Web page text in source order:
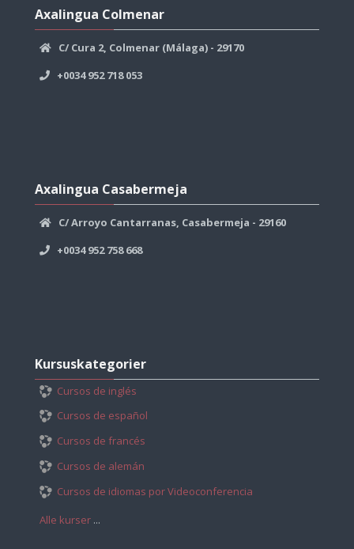
Axalingua Colmenar
C/ Cura 2, Colmenar (Málaga) - 29170
+0034 952 718 053
Casabermeja
Axalingua Casabermeja
C/ Arroyo Cantarranas, Casabermeja - 29160
+0034 952 758 668
Kursuskategorier
Cursos de inglés
Cursos de español
Cursos de francés
Cursos de alemán
Cursos de idiomas por Videoconferencia
Alle kurser ...